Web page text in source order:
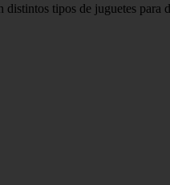
tipos de juguetes para